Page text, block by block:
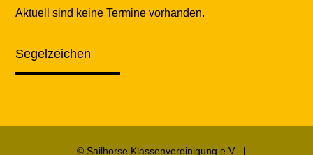
Aktuell sind keine Termine vorhanden.
Segelzeichen
© Sailhorse Klassenvereinigung e.V.